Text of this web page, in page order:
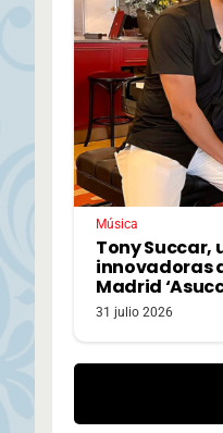
Música
Tony Succar,
innovadoras
Madrid
31 julio 2026